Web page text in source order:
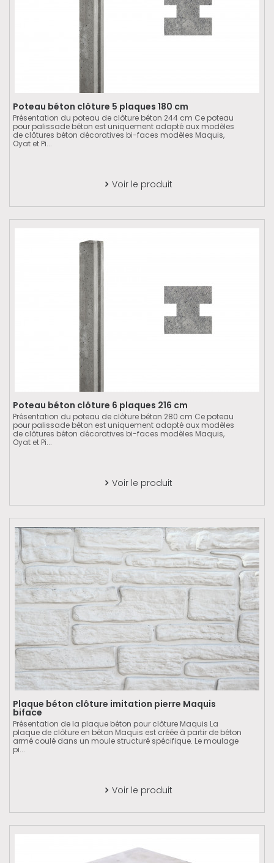
Poteau béton clôture 5 plaques 180 cm
Présentation du poteau de clôture béton 244 cm Ce poteau
pour palissade béton est uniquement adapté aux modèles
de clôtures béton décoratives bi-faces modèles Maquis,
Oyat et Pi...
 Voir le produit
Poteau béton clôture 6 plaques 216 cm
Présentation du poteau de clôture béton 280 cm Ce poteau
pour palissade béton est uniquement adapté aux modèles
de clôtures béton décoratives bi-faces modèles Maquis,
Oyat et Pi...
 Voir le produit
Plaque béton clôture imitation pierre Maquis
biface
Présentation de la plaque béton pour clôture Maquis La
plaque de clôture en béton Maquis est créée à partir de béton
armé coulé dans un moule structuré spécifique. Le moulage
pi...
 Voir le produit